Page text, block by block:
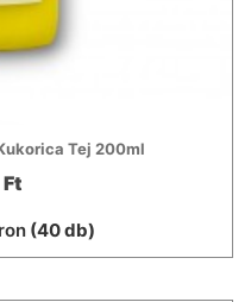
Tej 200ml
(40 db)